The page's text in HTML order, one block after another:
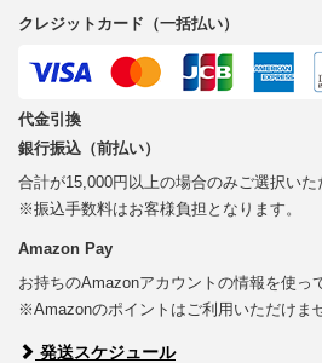
クレジットカード（一括払い）
代金引換
銀行振込（前払い）
合計が15,000円以上の場合のみご選択いた
※振込手数料はお客様負担となります。
Amazon Pay
お持ちのAmazonアカウントの情報を使っ
※Amazonのポイントはご利用いただけま
発送スケジュール